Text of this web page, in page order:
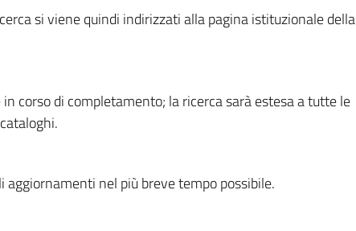
si viene quindi indirizzati alla pagina istituzionale della
corso di completamento; la ricerca sarà estesa a tutte le
nel più breve tempo possibile.